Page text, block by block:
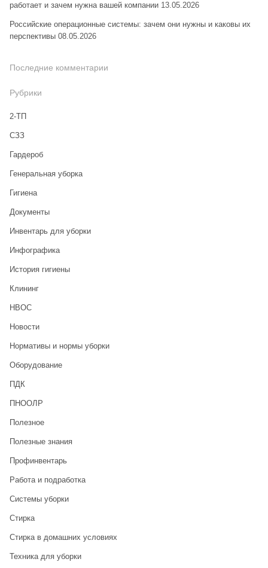
работает и зачем нужна вашей компании 13.05.2026
Российские операционные системы: зачем они нужны и каковы их
перспективы 08.05.2026
Последние комментарии
Рубрики
2-ТП
CЗЗ
Гардероб
Генеральная уборка
Гигиена
Документы
Инвентарь для уборки
Инфографика
История гигиены
Клининг
НВОС
Новости
Нормативы и нормы уборки
Оборудование
ПДК
ПНООЛР
Полезное
Полезные знания
Профинвентарь
Работа и подработка
Системы уборки
Стирка
Стирка в домашних условиях
Техника для уборки